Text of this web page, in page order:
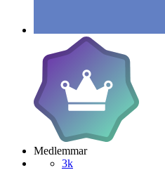
Medlemmar
3k